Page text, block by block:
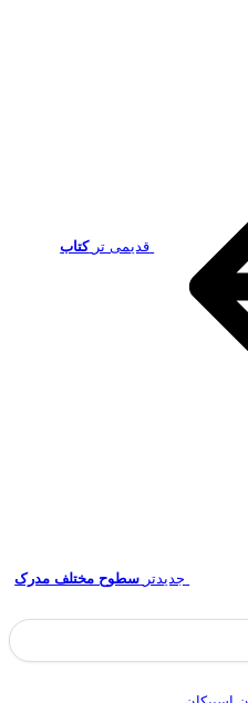
قدیمی تر کتاب
جدیدتر سطوح مختلف مدرک